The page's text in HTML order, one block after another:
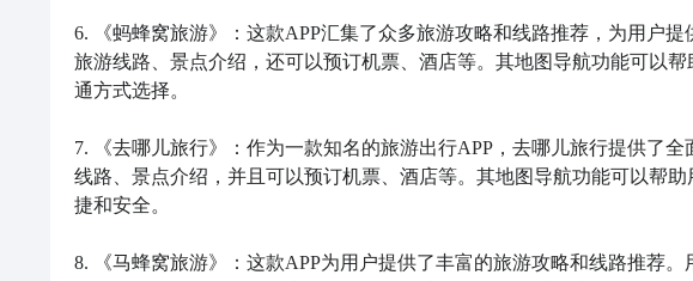
6. 《蚂蜂窝旅游》：这款APP汇集了众多旅游攻略和线路推荐，为用户
旅游线路、景点介绍，还可以预订机票、酒店等。其地图导航功能可以
通方式选择。
7. 《去哪儿旅行》：作为一款知名的旅游出行APP，去哪儿旅行提供了
线路、景点介绍，并且可以预订机票、酒店等。其地图导航功能可以帮
捷和安全。
8. 《马蜂窝旅游》：这款APP为用户提供了丰富的旅游攻略和线路推荐